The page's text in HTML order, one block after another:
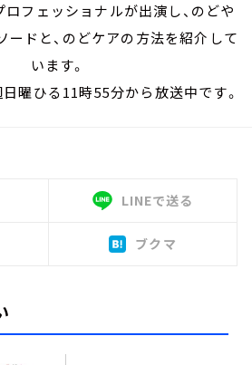
ロフェッショナルが出演し、のどや
ードと、のどケアの方法を紹介して
います。
曜ひる11時55分から放送中です。
LINEで送る
ブクマ